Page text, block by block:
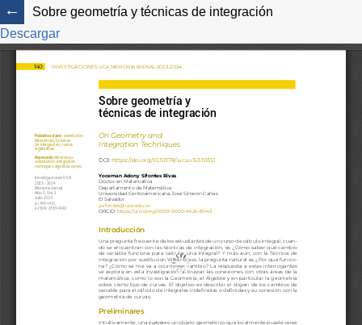
Sobre geometría y técnicas de integración
Descargar